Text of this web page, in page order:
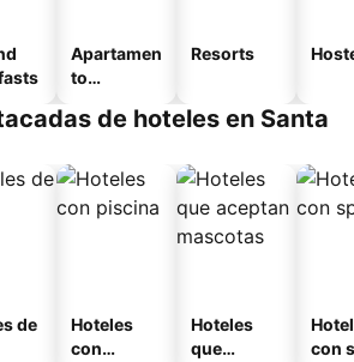
Apartamen
to
o
Resorts
de hoteles en Santa
de
Hoteles
con
Hoteles
que
con